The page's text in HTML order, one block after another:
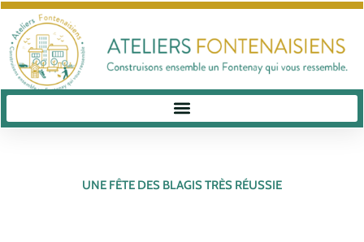
UNE FÊTE DES BLAGIS TRÈS RÉUSSIE